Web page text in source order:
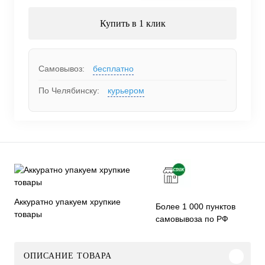
Купить в 1 клик
Самовывоз: бесплатно
По Челябинску: курьером
Аккуратно упакуем хрупкие
товары
Более 1 000 пунктов
самовывоза по РФ
ОПИСАНИЕ ТОВАРА